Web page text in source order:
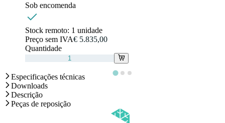
Sob encomenda
Stock remoto: 1 unidade
Preço sem IVA€ 5.835,00
Quantidade
Especificações técnicas
Downloads
Descrição
Peças de reposição